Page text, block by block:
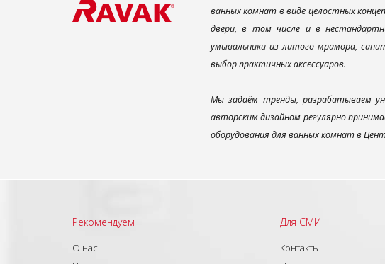
ванных комнат в виде целостных
двери, в том числе и в
умывальники из литого мрамора,
выбор практичных аксессуаров.
Мы задаём тренды, разрабатываем
авторским дизайном регулярно
оборудования для ванных комнат в
Рекомендуем
О нас
Для СМИ
Контакты